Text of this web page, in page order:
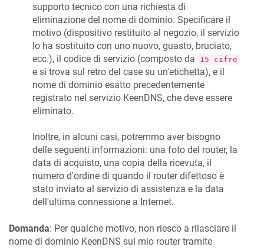
supporto tecnico con una richiesta di
eliminazione del nome di dominio. Specificare il
motivo (dispositivo restituito al negozio, il servizio
lo ha sostituito con uno nuovo, guasto, bruciato,
ecc.), il codice di servizio (composto da
15 cifre
e si trova sul retro del case su un'etichetta), e il
nome di dominio esatto precedentemente
registrato nel servizio KeenDNS, che deve essere
eliminato.
Inoltre, in alcuni casi, potremmo aver bisogno
delle seguenti informazioni: una foto del router, la
data di acquisto, una copia della ricevuta, il
numero d'ordine di quando il router difettoso è
stato inviato al servizio di assistenza e la data
dell'ultima connessione a Internet.
Domanda: Per qualche motivo, non riesco a rilasciare il
nome di dominio KeenDNS sul mio router tramite